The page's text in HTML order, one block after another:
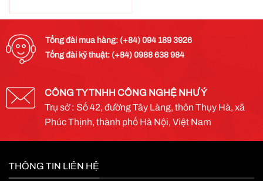
ắc quy
Thiết kế hệ thống cấu trúc mô-
đun, thuận tiện bảo trì bảo dưỡng
LCD cảm ứng
Tổng đài mua hàng: (+84) 094 189 3926
Tổng đài kỹ thuật: (+84) 0988 638 984
CÔNG TY TNHH CÔNG NGHỆ NHƯ Ý
Trụ sở : Số 42, đường Tây Làng, thôn Thụy Hà, xã
Phúc Thịnh, thành phố Hà Nội, Việt Nam
THÔNG TIN LIÊN HỆ